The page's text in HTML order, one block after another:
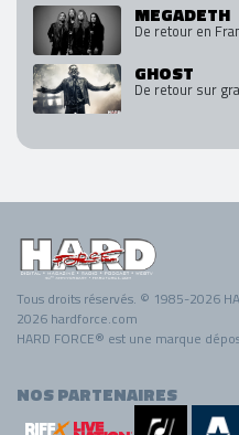
MEGADETH
De retour en
GHOST
De retour sur
Tous droits réservés. © 1985-2026
2026 hardforce.com
HARD FORCE® est une marque
NOS PARTENAIRES